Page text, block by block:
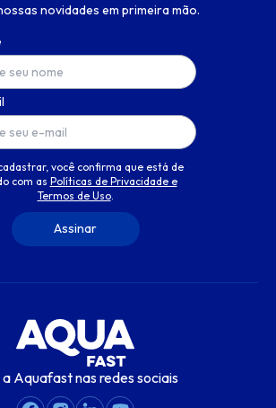
novidades em primeira mão.
você confirma que está de
com as Políticas de Privacidade e
Termos de Uso.
a Aquafast nas redes sociais